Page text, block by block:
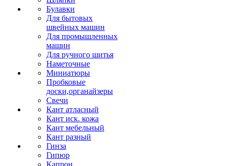
Булавки
Для бытовых
швейных машин
Для промышленных
машин
Для ручного шитья
Наметочные
Миниатюры
Пробковые
доски,органайзеры
Свечи
Кант атласный
Кант иск. кожа
Кант мебельный
Кант разный
Гинза
Гипюр
Капрон